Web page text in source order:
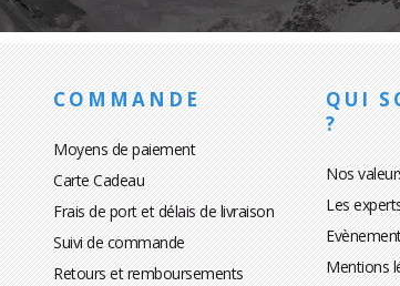
COMMANDE
Moyens de paiement
Carte Cadeau
Frais de port et délais de livraison
Suivi de commande
Retours et remboursements
QUI
?
Nos
Les
Mentions